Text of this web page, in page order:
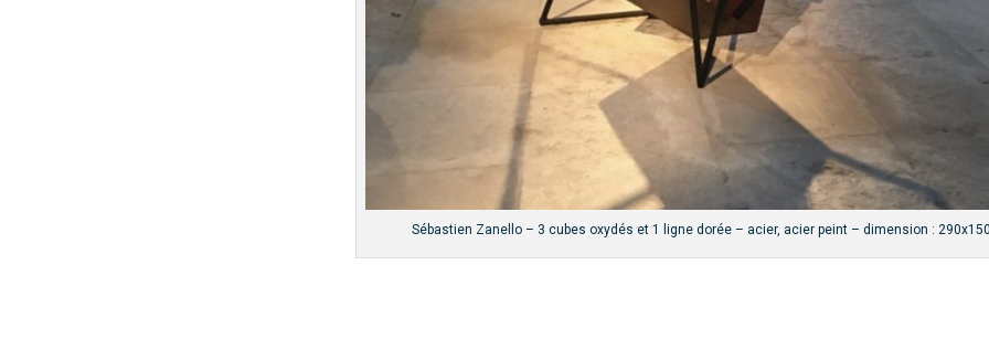
Sébastien Zanello – 3 cubes oxydés et 1 ligne dorée – acier, acier peint – dimension :